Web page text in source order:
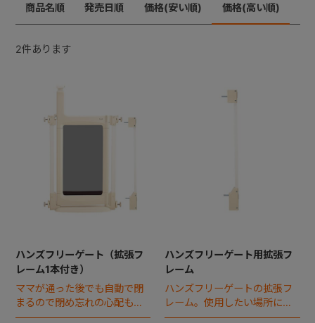
商品名順 発売日順 価格(安い順) 価格(高い順)
2件あります
ハンズフリーゲート（拡張フ
レーム1本付き）
ママが通った後でも自動で閉
まるので閉め忘れの心配もあ
りません。行かせて心配な場
ハンズフリーゲート用拡張フ
レーム
ハンズフリーゲートの拡張フ
レーム。使用したい場所に合
わせて、4本まで拡張フレーム